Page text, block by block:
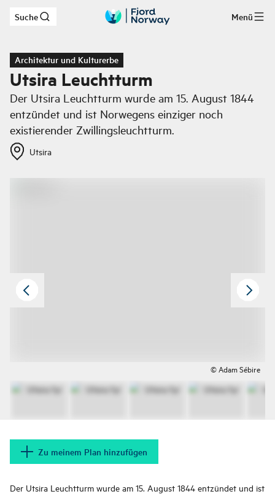
Zum Hauptinhalt
Suche Menü
Architektur und Kulturerbe
Utsira Leuchtturm
Der Utsira Leuchtturm wurde am 15. August 1844
entzündet und ist Norwegens einziger noch
existierender Zwillingsleuchtturm.
Utsira
© Adam Sébire
Zu meinem Plan hinzufügen
Der Utsira Leuchtturm wurde am 15. August 1844 entzündet und ist